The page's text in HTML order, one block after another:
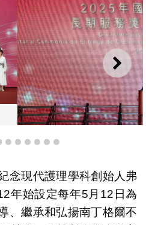
下一
6 7 8 9 1011
念現代護理學科創始人弗
年始設定每年5月12日為
、繼承和弘揚南丁格爾不